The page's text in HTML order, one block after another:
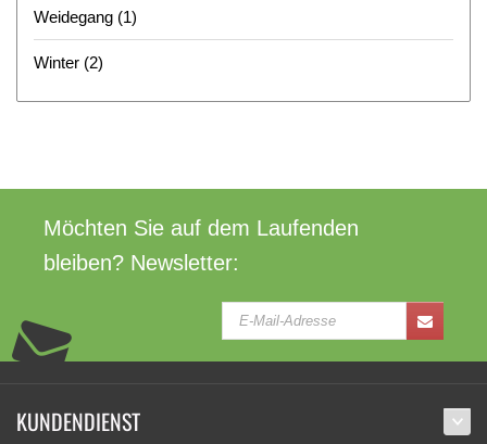
Weidegang (1)
Winter (2)
Möchten Sie auf dem Laufenden
bleiben? Newsletter:
KUNDENDIENST